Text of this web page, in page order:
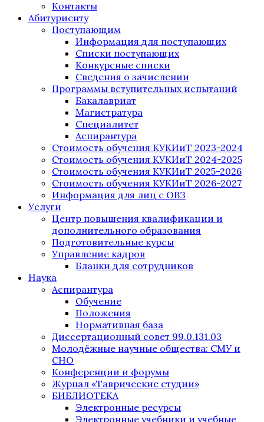
Контакты
Абитуриенту
Поступающим
Информация для поступающих
Списки поступающих
Конкурсные списки
Сведения о зачислении
Программы вступительных испытаний
Бакалавриат
Магистратура
Специалитет
Аспирантура
Стоимость обучения КУКИиТ 2023-2024
Стоимость обучения КУКИиТ 2024-2025
Стоимость обучения КУКИиТ 2025-2026
Стоимость обучения КУКИиТ 2026-2027
Информация для лиц с ОВЗ
Услуги
Центр повышения квалификации и
дополнительного образования
Подготовительные курсы
Управление кадров
Бланки для сотрудников
Наука
Аспирантура
Обучение
Положения
Нормативная база
Диссертационный совет 99.0.131.03
Молодёжные научные общества: СМУ и
СНО
Конференции и форумы
Журнал «Таврические студии»
БИБЛИОТЕКА
Электронные ресурсы
Электронные учебники и учебные